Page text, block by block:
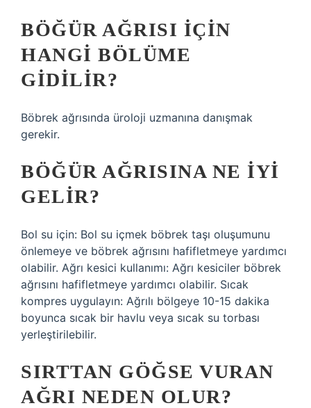
BÖĞÜR AĞRISI IÇIN
HANGI BÖLÜME
GIDILIR?
Böbrek ağrısında üroloji uzmanına danışmak
gerekir.
BÖĞÜR AĞRISINA NE IYI
GELIR?
Bol su için: Bol su içmek böbrek taşı oluşumunu
önlemeye ve böbrek ağrısını hafifletmeye yardımcı
olabilir. Ağrı kesici kullanımı: Ağrı kesiciler böbrek
ağrısını hafifletmeye yardımcı olabilir. Sıcak
kompres uygulayın: Ağrılı bölgeye 10-15 dakika
boyunca sıcak bir havlu veya sıcak su torbası
yerleştirilebilir.
SIRTTAN GÖĞSE VURAN
AĞRI NEDEN OLUR?